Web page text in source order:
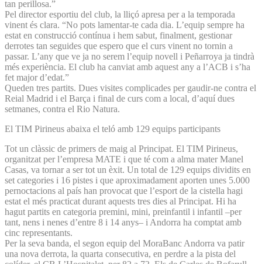
tan perillosa.”
Pel director esportiu del club, la lliçó apresa per a la temporada
vinent és clara. “No pots lamentar-te cada dia. L’equip sempre ha
estat en construcció contínua i hem sabut, finalment, gestionar
derrotes tan seguides que espero que el curs vinent no tornin a
passar. L’any que ve ja no serem l’equip novell i Peñarroya ja tindrà
més experiència. El club ha canviat amb aquest any a l’ACB i s’ha
fet major d’edat.”
Queden tres partits. Dues visites complicades per gaudir-ne contra el
Reial Madrid i el Barça i final de curs com a local, d’aquí dues
setmanes, contra el Rio Natura.
El TIM Pirineus abaixa el teló amb 129 equips participants
Tot un clàssic de primers de maig al Principat. El TIM Pirineus,
organitzat per l’empresa MATE i que té com a alma mater Manel
Casas, va tornar a ser tot un èxit. Un total de 129 equips dividits en
set categories i 16 pistes i que aproximadament aporten unes 5.000
pernoctacions al país han provocat que l’esport de la cistella hagi
estat el més practicat durant aquests tres dies al Principat. Hi ha
hagut partits en categoria premini, mini, preinfantil i infantil –per
tant, nens i nenes d’entre 8 i 14 anys– i Andorra ha comptat amb
cinc representants.
Per la seva banda, el segon equip del MoraBanc Andorra va patir
una nova derrota, la quarta consecutiva, en perdre a la pista del